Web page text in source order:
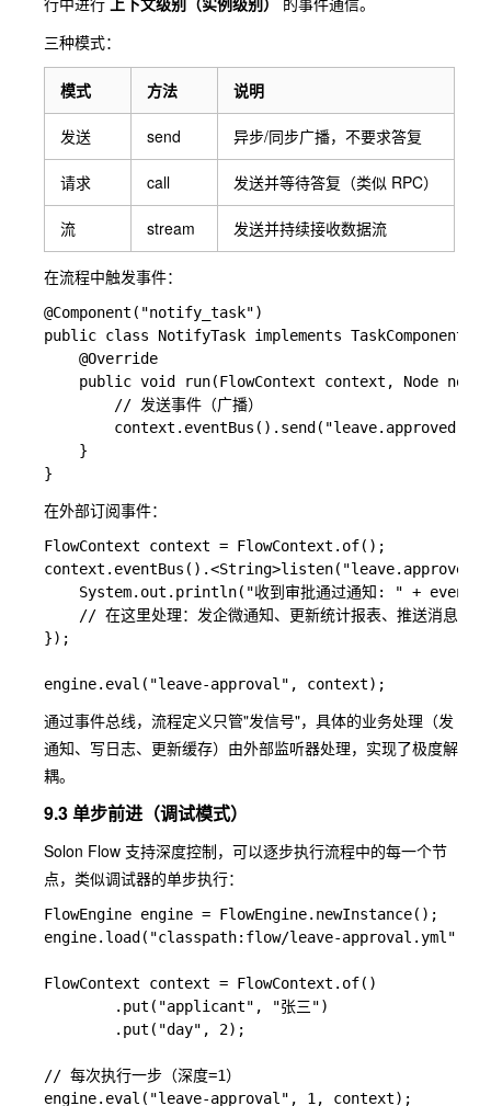
三种模式：
模式 方法 说明
发送 send 异步/同步广播，不要求答复
请求 call 发送并等待答复（类似 RPC）
流 stream 发送并持续接收数据流
在流程中触发事件：
@Component("notify_task")
public class NotifyTask implements TaskComponent {
    @Override
public void run(FlowContext context, Node
        // 发送事件（广播）
context.eventBus().send("leave.approved",
    }
在外部订阅事件：
FlowContext context = FlowContext.of();
System.out.println("收到审批通过通知: " +
// 在这里处理：发企微通知、更新统计报表、推送消息队
});
通过事件总线，流程定义只管"发信号"，具体的业务处理（发
通知、写日志、更新缓存）由外部监听器处理，实现了极度解
耦。
9.3 单步前进（调试模式）
Solon Flow 支持深度控制，可以逐步执行流程中的每一个节
点，类似调试器的单步执行：
FlowEngine engine = FlowEngine.newInstance();
engine.load("classpath:flow/leave-approval.yml");
FlowContext context = FlowContext.of()
        .put("applicant", "张三")
        .put("day", 2);
// 每次执行一步（深度=1）
engine.eval("leave-approval", 1, context);